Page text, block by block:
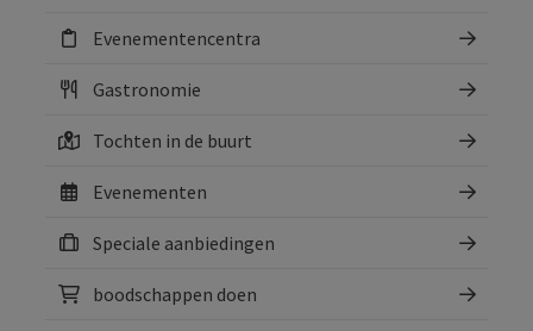
Evenementencentra
Gastronomie
Tochten in de buurt
Evenementen
Speciale aanbiedingen
boodschappen doen